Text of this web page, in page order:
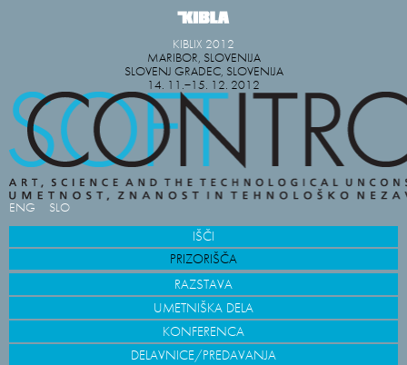
KIBLIX 2012
MARIBOR, SLOVENIJA
SLOVENJ GRADEC, SLOVENIJA
14. 11.−15. 12. 2012
ENG SLO
IŠČI
PRIZORIŠČA
RAZSTAVA
UMETNIŠKA DELA
KONFERENCA
DELAVNICE/PREDAVANJA